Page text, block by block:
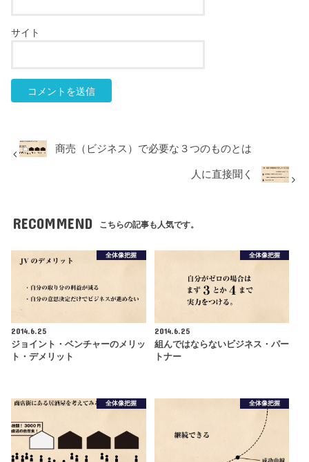
サイト
商売（ビジネス）で必要な３つのものとは
人に直接聞く
RECOMMEND こちらの記事も人気です。
全体像把握
2014.6.25
ジョイント・ベンチャーのメリッ
ト・デメリット
全体像把握
2014.6.25
組んではならないビジネス・パー
トナー
全体像把握 全体像把握